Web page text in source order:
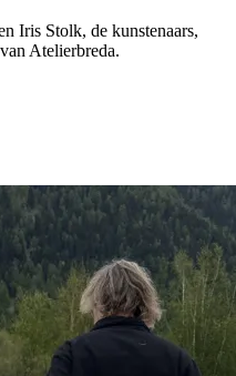
Iris Stolk, de kunstenaars,
Atelierbreda.